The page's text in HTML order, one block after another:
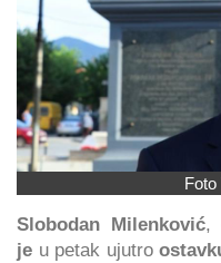
Foto
Slobodan Milenković,
je u petak ujutro